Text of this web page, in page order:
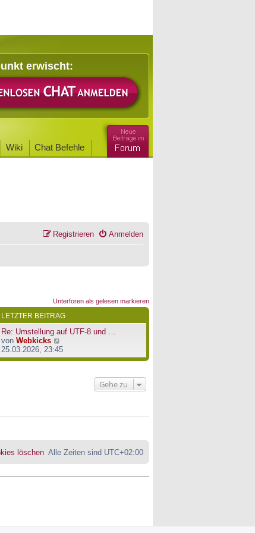
erwischt:
Wiki Chat Befehle
Anmelden
Registrieren
Unterforen als gelesen markieren
LETZTER BEITRAG
Re: Umstellung auf UTF-8 und …
von Webkicks
e
u
a
g
25.03.2026, 23:45
Gehe zu
Alle Zeiten sind UTC+02:00
löschen